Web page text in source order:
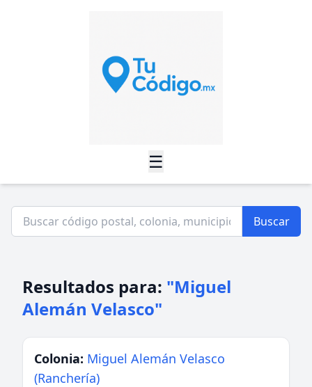
☰
Buscar
Resultados para: "Miguel
Alemán Velasco"
Colonia: Miguel Alemán Velasco
(Ranchería)